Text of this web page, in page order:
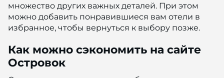
множество других важных деталей. При этом
можно добавить понравившиеся вам отели в
избранное, чтобы вернуться к выбору позже.
Как можно сэкономить на сайте
Островок